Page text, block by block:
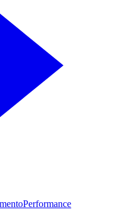
Performance